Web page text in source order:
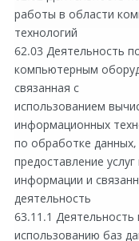
работы в области
технологий
62.03 Деятельность
компьютерным
связанная с
использованием
информационных
по обработке данных,
предоставление
информации и
деятельность
63.11.1 Деятельность
использованию баз